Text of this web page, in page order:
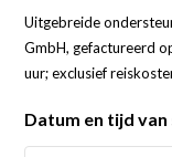
Uitgebreide
GmbH, gefactureerd
uur; exclusief
Datum en tijd van